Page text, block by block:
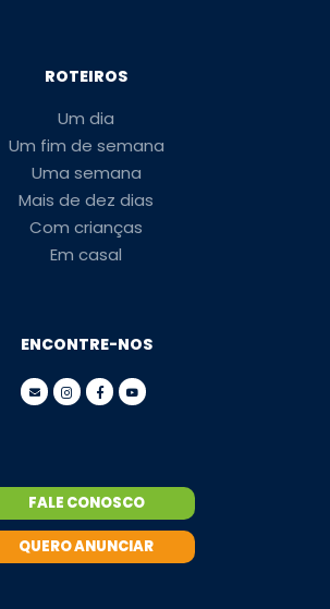
ROTEIROS
Um dia
Um fim de semana
Uma semana
Mais de dez dias
Com crianças
Em casal
ENCONTRE-NOS
FALE CONOSCO
QUERO ANUNCIAR